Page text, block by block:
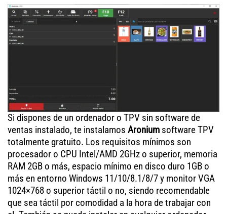
Si dispones de un ordenador o TPV sin software de
ventas instalado, te instalamos Aronium software TPV
totalmente gratuito. Los requisitos mínimos son
procesador o CPU Intel/AMD 2GHz o superior, memoria
RAM 2GB o más, espacio mínimo en disco duro 1GB o
más en entorno Windows 11/10/8.1/8/7 y monitor VGA
1024×768 o superior táctil o no, siendo recomendable
que sea táctil por comodidad a la hora de trabajar con